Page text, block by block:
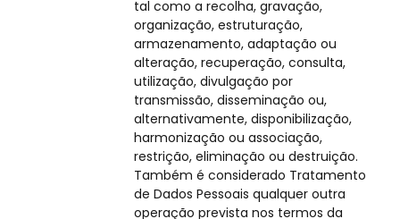
tal como a recolha, gravação,
organização, estruturação,
armazenamento, adaptação ou
alteração, recuperação, consulta,
utilização, divulgação por
transmissão, disseminação ou,
alternativamente, disponibilização,
harmonização ou associação,
restrição, eliminação ou destruição.
Também é considerado Tratamento
de Dados Pessoais qualquer outra
operação prevista nos termos da